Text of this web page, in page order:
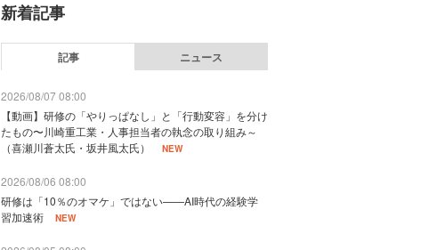
新着記事
記事 ニュース
2026/08/07 08:00
【動画】研修の「やりっぱなし」と「行動変容」を分け
たもの〜川崎重工業・人事担当者の執念の取り組み～
（喜瀬川蒼太氏・坂井風太氏）
NEW
2026/08/06 08:00
研修は「10％のオマケ」ではない——AI時代の経験学
習加速術
NEW